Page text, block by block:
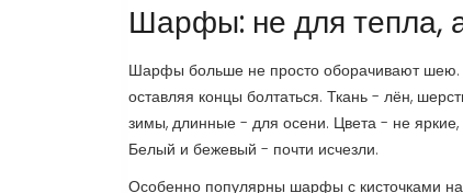
Шарфы: не для тепла,
Шарфы больше не просто оборачивают шею.
оставляя концы болтаться. Ткань - лён,
зимы, длинные - для осени. Цвета - не
Белый и бежевый - почти исчезли.
Особенно популярны шарфы с кисточками на